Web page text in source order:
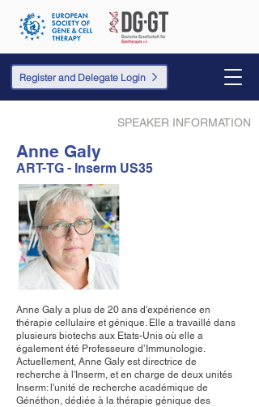
Register and Delegate Login
SPEAKER INFORMATION
Anne Galy
ART-TG - Inserm US35
Anne Galy a plus de 20 ans d'expérience en
thérapie cellulaire et génique. Elle a travaillé dans
plusieurs biotechs aux Etats-Unis où elle a
également été Professeure d’Immunologie.
Actuellement, Anne Galy est directrice de
recherche à l'Inserm, et en charge de deux unités
Inserm: l'unité de recherche académique de
Généthon, dédiée à la thérapie génique des